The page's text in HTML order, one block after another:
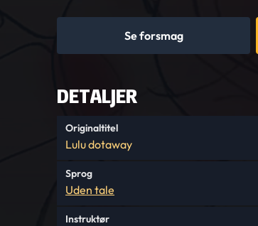
Se forsmag
DETALJER
Originaltitel
Lulu dotaway
Sprog
Uden tale
Instruktør